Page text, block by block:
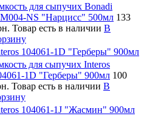
для сыпучих Bonadi
NS "Нарцисс" 500мл 133
Товар есть в наличии В
104061-1D "Герберы" 900мл
для сыпучих Interos
1D "Герберы" 900мл 100
Товар есть в наличии В
104061-1J "Жасмин" 900мл